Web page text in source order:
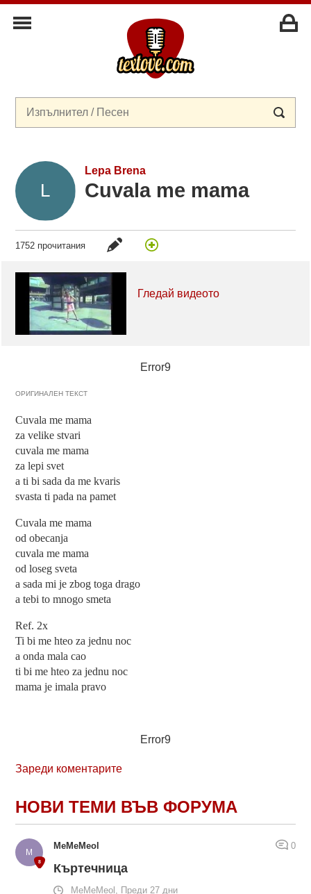
Lepa Brena
Cuvala me mama
1752 прочитания
Гледай видеото
Error9
ОРИГИНАЛЕН ТЕКСТ
Cuvala me mama
za velike stvari
cuvala me mama
za lepi svet
a ti bi sada da me kvaris
svasta ti pada na pamet
Cuvala me mama
od obecanja
cuvala me mama
od loseg sveta
a sada mi je zbog toga drago
a tebi to mnogo smeta
Ref. 2x
Ti bi me hteo za jednu noc
a onda mala cao
ti bi me hteo za jednu noc
mama je imala pravo
Error9
Зареди коментарите
НОВИ ТЕМИ ВЪВ ФОРУМА
MeMeMeol 0
Къртечница
MeMeMeol, Преди 27 дни